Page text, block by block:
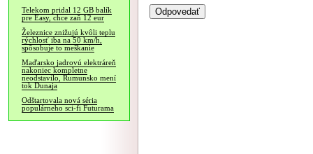
Telekom pridal 12 GB balík
pre Easy, chce zaň 12 eur
Železnice znižujú kvôli teplu
rýchlosť iba na 50 km/h,
spôsobuje to meškanie
Maďarsko jadrovú elektráreň
nakoniec kompletne
neodstavilo, Rumunsko mení
tok Dunaja
Odštartovala nová séria
populárneho sci-fi Futurama